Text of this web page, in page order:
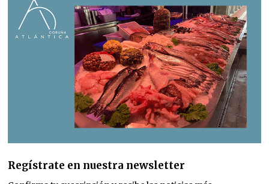
Regístrate en nuestra newsletter